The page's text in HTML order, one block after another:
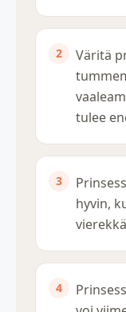
Väritä
tulee
hyvin,